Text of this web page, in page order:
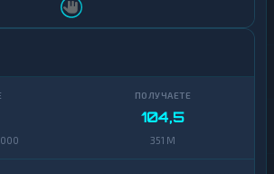
104,5
351 M